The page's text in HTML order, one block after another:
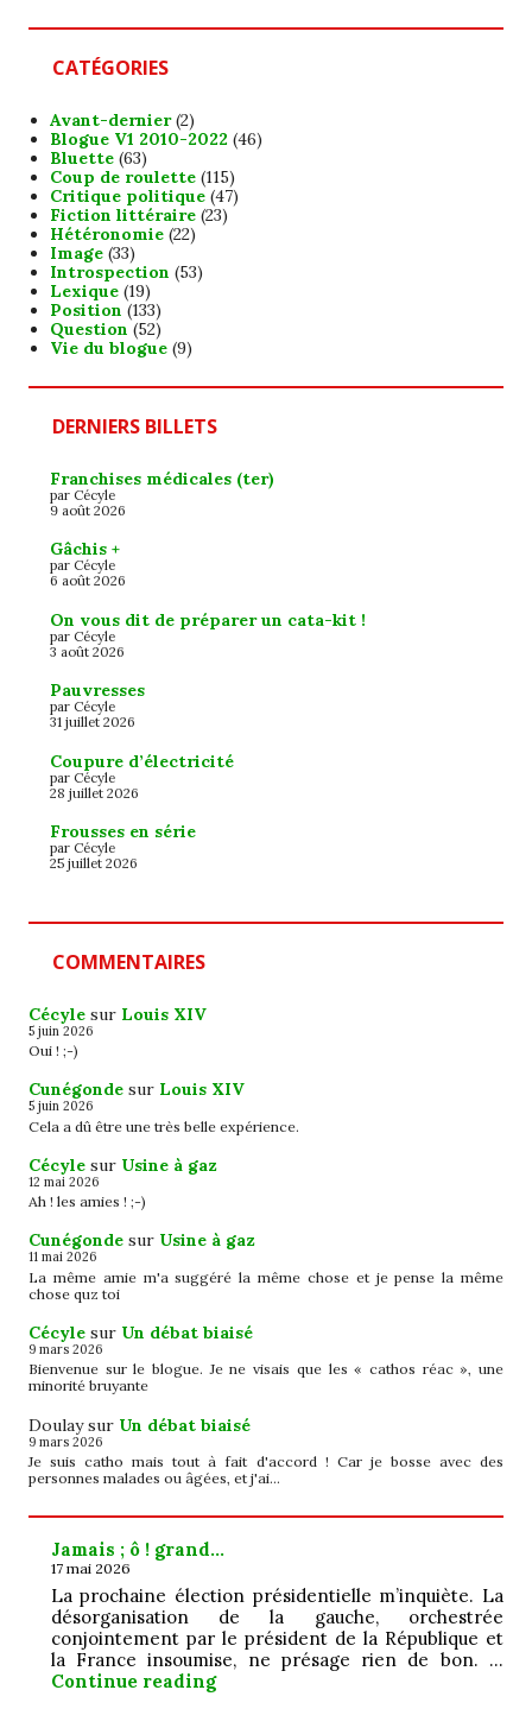
CATÉGORIES
Avant-dernier(2)
Blogue V1 2010-2022 (46)
Bluette(63)
Coup de roulette(115)
Critique politique(47)
Fiction littéraire(23)
Hétéronomie(22)
Image(33)
Introspection (53)
Lexique(19)
Position (133)
Question (52)
Vie du blogue(9)
DERNIERS BILLETS
Franchises médicales (ter)
par Cécyle
9 août 2026
Gâchis +
par Cécyle
6 août 2026
On vous dit de préparer un cata-kit !
par Cécyle
3 août 2026
Pauvresses
par Cécyle
31 juillet 2026
Coupure d’électricité
par Cécyle
28 juillet 2026
Frousses en série
par Cécyle
25 juillet 2026
COMMENTAIRES
Cécyle sur Louis XIV
5 juin 2026
Oui ! ;-)
Cunégonde sur Louis XIV
5 juin 2026
Cela a dû être une très belle expérience.
Cécyle sur Usine à gaz
12 mai 2026
Ah ! les amies ! ;-)
Cunégonde sur Usine à gaz
11 mai 2026
La même amie m'a suggéré la même chose et je pense la même
chose quz toi
Cécyle sur Un débat biaisé
9 mars 2026
Bienvenue sur le blogue. Je ne visais que les « cathos réac », une
minorité bruyante
Doulaysur Un débat biaisé
9 mars 2026
Je suis catho mais tout à fait d'accord ! Car je bosse avec des
personnes malades ou âgées, et j'ai…
Jamais ; ô ! grand…
17 mai 2026
La prochaine élection présidentielle m’inquiète. La
désorganisation de la gauche, orchestrée
conjointement par le président de la République et
la France insoumise, ne présage rien de bon. …
Continue readingJamais ; ô ! grand…